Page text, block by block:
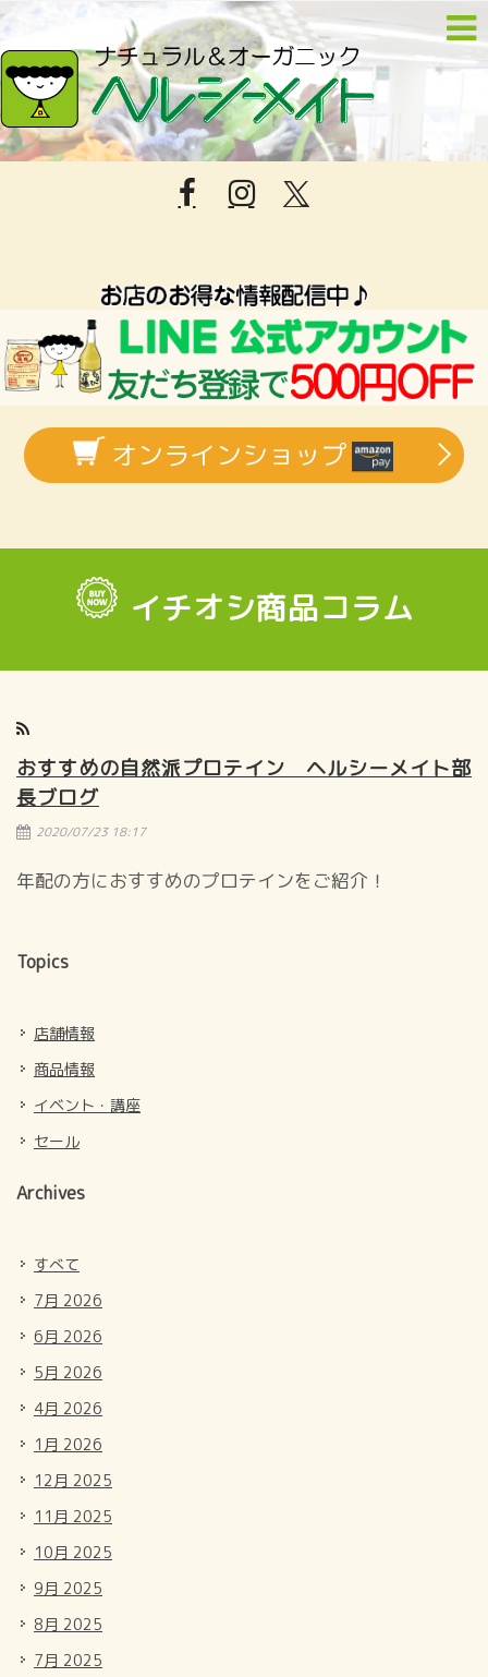
オンラインショップ
イチオシ商品コラム
おすすめの自然派プロテイン ヘルシーメイト部
長ブログ
2020/07/23 18:17
年配の方におすすめのプロテインをご紹介！
Topics
店舗情報
商品情報
イベント・講座
セール
Archives
すべて
7月 2026
6月 2026
5月 2026
4月 2026
1月 2026
12月 2025
11月 2025
10月 2025
9月 2025
8月 2025
7月 2025